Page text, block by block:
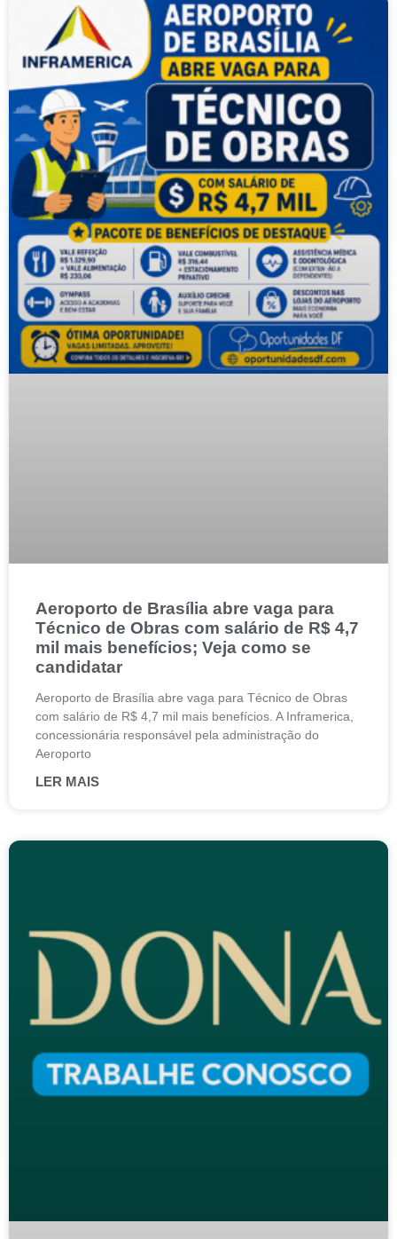
Aeroporto de Brasília abre vaga para
Técnico de Obras com salário de R$ 4,7
mil mais benefícios; Veja como se
candidatar
Aeroporto de Brasília abre vaga para Técnico de Obras
com salário de R$ 4,7 mil mais benefícios. A Inframerica,
concessionária responsável pela administração do
Aeroporto
LER MAIS